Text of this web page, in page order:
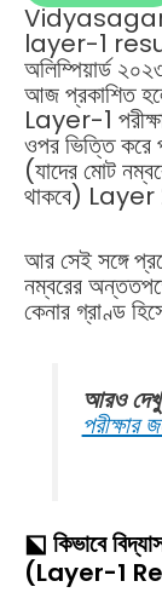
layer-1 result
অলিম্পিয়ার্ড
আজ প্রকাশিত
Layer-1
ওপর ভিত্তি করে
(যাদের মোট
থাকবে) Layer
আর সেই সঙ্গে
নম্বরের
কেনার গ্রাণ্ড
আরও
পরীক্ষার
⬕ কিভাবে
(Layer-1